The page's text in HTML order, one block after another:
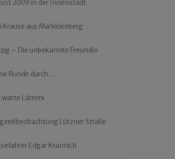
2009 in der Innenstadt
Krause aus Markkleeberg
– Die unbekannte Freundin
Runde durch …
warte Lämmi
Lützner Straße
Edgar Krannich